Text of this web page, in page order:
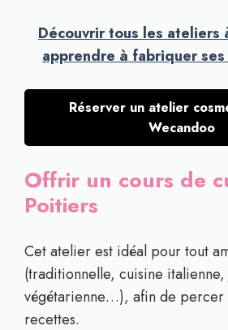
Découvrir tous les ateliers
apprendre à fabriquer
Réserver un atelier
Wecandoo
Offrir un cours de
Poitiers
Cet atelier est idéal pour tout
(traditionnelle, cuisine italienne,
végétarienne…), afin de percer
recettes.